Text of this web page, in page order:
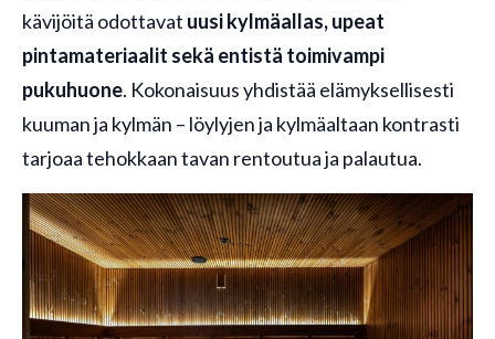
kävijöitä odottavat uusi kylmäallas, upeat
pintamateriaalit sekä entistä toimivampi
pukuhuone. Kokonaisuus yhdistää elämyksellisesti
kuuman ja kylmän – löylyjen ja kylmäaltaan kontrasti
tarjoaa tehokkaan tavan rentoutua ja palautua.